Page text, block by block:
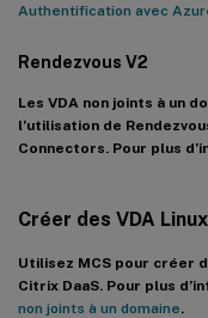
Authentification avec
Rendezvous V2
Les VDA non joints à un
l’utilisation de
Connectors. Pour plus
Créer des VDA
Utilisez MCS pour créer
Citrix DaaS. Pour plus
non joints à un domaine.